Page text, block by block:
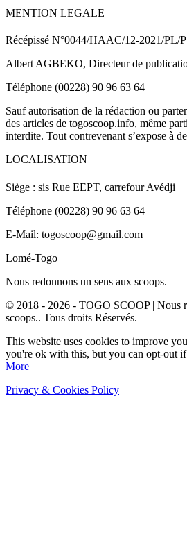
MENTION LEGALE
Récépissé N°0044/HAAC/12-2021/PL/P
Albert AGBEKO, Directeur de
Téléphone (00228) 90 96 63 64
Sauf autorisation de la rédaction ou
des articles de togoscoop.info, même
interdite. Tout contrevenant s’expose à
LOCALISATION
Siège : sis Rue EEPT, carrefour Avédji
Téléphone (00228) 90 96 63 64
E-Mail: togoscoop@gmail.com
Lomé-Togo
Nous redonnons un sens aux scoops.
© 2018 - 2026 - TOGO SCOOP | Nous
scoops.. Tous droits Réservés.
This website uses cookies to improve
you're ok with this, but you can opt-out
More
Privacy & Cookies Policy